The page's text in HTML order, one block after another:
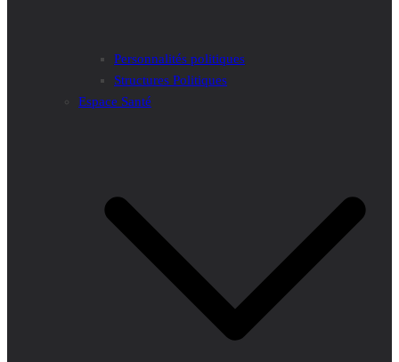
Personnalités politiques
Structures Politiques
Espace Santé